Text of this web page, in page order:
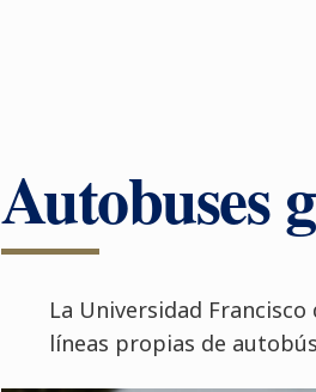
Autobuses
La Universidad
líneas propias de